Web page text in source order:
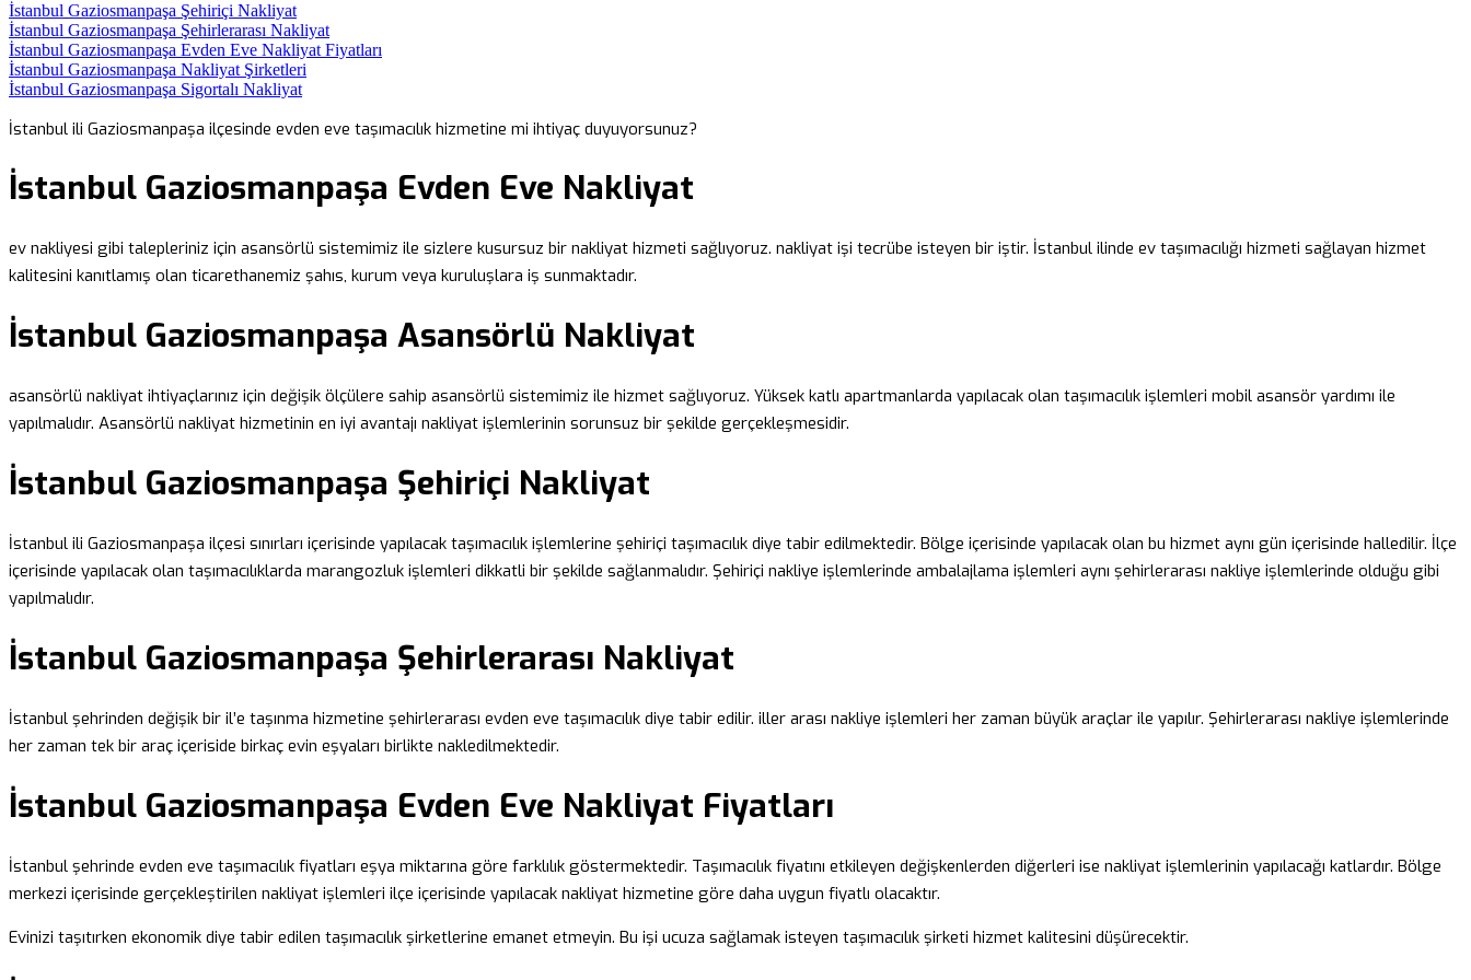
İstanbul Gaziosmanpaşa Şehiriçi Nakliyat
İstanbul Gaziosmanpaşa Şehirlerarası Nakliyat
İstanbul Gaziosmanpaşa Evden Eve Nakliyat Fiyatları
İstanbul Gaziosmanpaşa Nakliyat Şirketleri
İstanbul Gaziosmanpaşa Sigortalı Nakliyat
İstanbul ili Gaziosmanpaşa ilçesinde evden eve taşımacılık hizmetine mi ihtiyaç duyuyorsunuz?
İstanbul Gaziosmanpaşa Evden Eve Nakliyat
ev nakliyesi gibi talepleriniz için asansörlü sistemimiz ile sizlere kusursuz bir nakliyat hizmeti sağlıyoruz. nakliyat işi tecrübe isteyen bir iştir. İstanbul ilinde ev taşımacılığı hizmeti sağlayan hizmet
kalitesini kanıtlamış olan ticarethanemiz şahıs, kurum veya kuruluşlara iş sunmaktadır.
İstanbul Gaziosmanpaşa Asansörlü Nakliyat
asansörlü nakliyat ihtiyaçlarınız için değişik ölçülere sahip asansörlü sistemimiz ile hizmet sağlıyoruz. Yüksek katlı apartmanlarda yapılacak olan taşımacılık işlemleri mobil asansör yardımı ile
yapılmalıdır. Asansörlü nakliyat hizmetinin en iyi avantajı nakliyat işlemlerinin sorunsuz bir şekilde gerçekleşmesidir.
İstanbul Gaziosmanpaşa Şehiriçi Nakliyat
İstanbul ili Gaziosmanpaşa ilçesi sınırları içerisinde yapılacak taşımacılık işlemlerine şehiriçi taşımacılık diye tabir edilmektedir. Bölge içerisinde yapılacak olan bu hizmet aynı gün içerisinde halledilir. İlçe
içerisinde yapılacak olan taşımacılıklarda marangozluk işlemleri dikkatli bir şekilde sağlanmalıdır. Şehiriçi nakliye işlemlerinde ambalajlama işlemleri aynı şehirlerarası nakliye işlemlerinde olduğu gibi
yapılmalıdır.
İstanbul Gaziosmanpaşa Şehirlerarası Nakliyat
İstanbul şehrinden değişik bir il’e taşınma hizmetine şehirlerarası evden eve taşımacılık diye tabir edilir. iller arası nakliye işlemleri her zaman büyük araçlar ile yapılır. Şehirlerarası nakliye işlemlerinde
her zaman tek bir araç içeriside birkaç evin eşyaları birlikte nakledilmektedir.
İstanbul Gaziosmanpaşa Evden Eve Nakliyat Fiyatları
İstanbul şehrinde evden eve taşımacılık fiyatları eşya miktarına göre farklılık göstermektedir. Taşımacılık fiyatını etkileyen değişkenlerden diğerleri ise nakliyat işlemlerinin yapılacağı katlardır. Bölge
merkezi içerisinde gerçekleştirilen nakliyat işlemleri ilçe içerisinde yapılacak nakliyat hizmetine göre daha uygun fiyatlı olacaktır.
Evinizi taşıtırken ekonomik diye tabir edilen taşımacılık şirketlerine emanet etmeyin. Bu işi ucuza sağlamak isteyen taşımacılık şirketi hizmet kalitesini düşürecektir.